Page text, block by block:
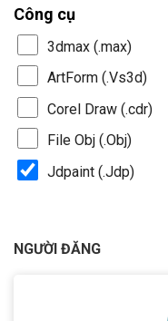
Công cụ
3dmax (.max)
ArtForm (.Vs3d)
Corel Draw (.cdr)
File Obj (.Obj)
Jdpaint (.Jdp)
NGƯỜI ĐĂNG